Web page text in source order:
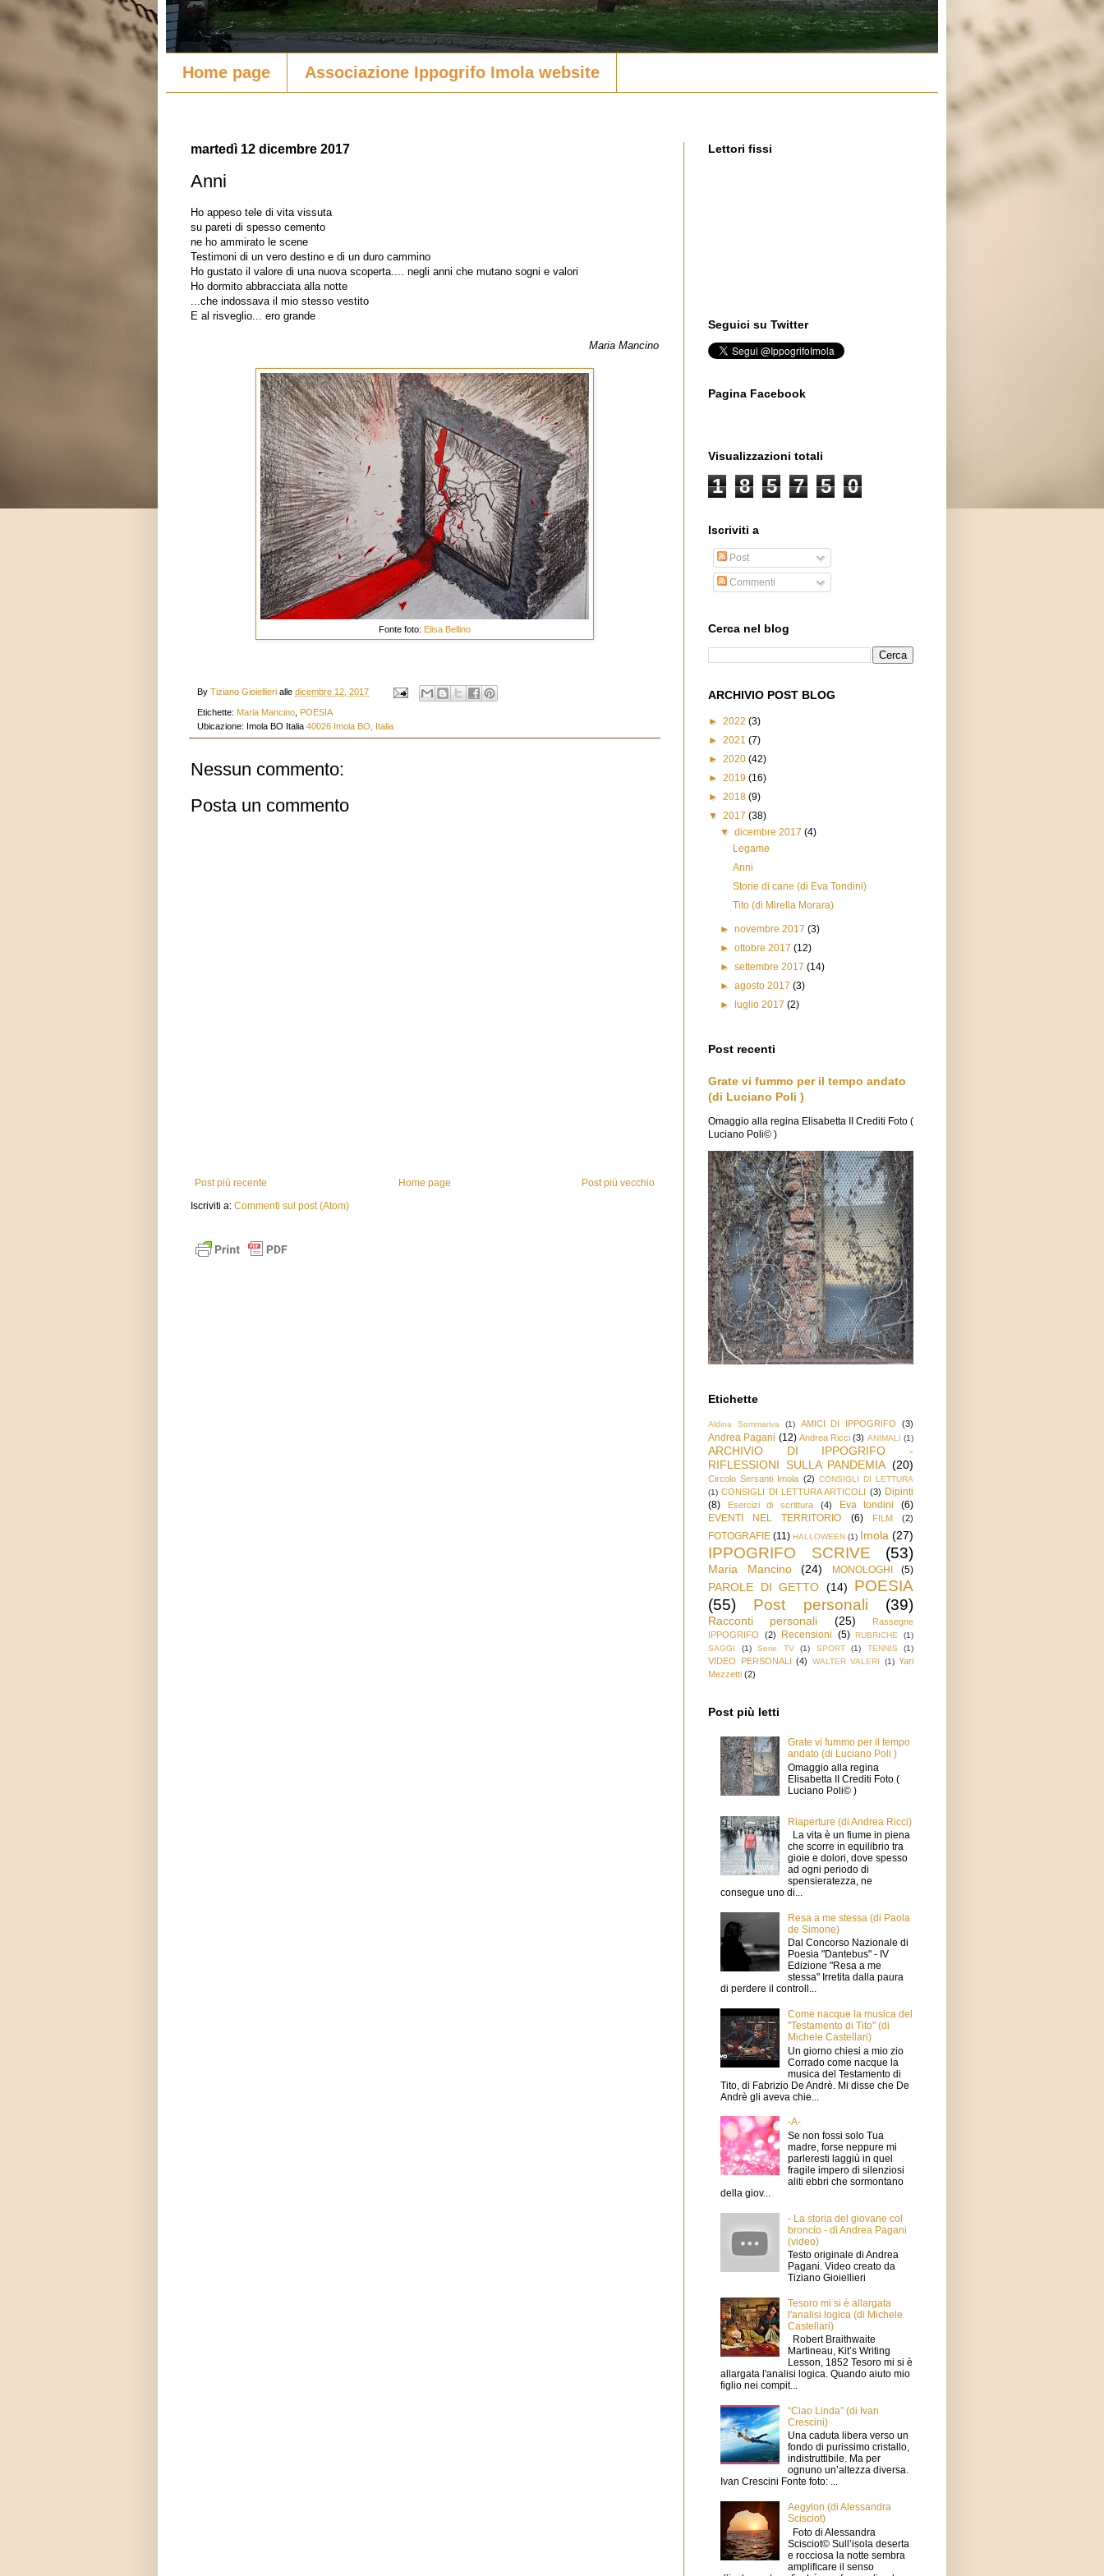
Home page Associazione Ippogrifo Imola website
martedì 12 dicembre 2017
Anni
Ho appeso tele di vita vissuta
su pareti di spesso cemento
ne ho ammirato le scene
Testimoni di un vero destino e di un duro cammino
Ho gustato il valore di una nuova scoperta.... negli anni che mutano sogni e valori
Ho dormito abbracciata alla notte
...che indossava il mio stesso vestito
E al risveglio... ero grande
Maria Mancino
Fonte foto: Elisa Bellino
By Tiziano Gioiellieri alle dicembre 12, 2017
Etichette: Maria Mancino POESIA
Ubicazione: Imola BO Italia 40026 Imola BO, Italia
Nessun commento:
Posta un commento
Post più recente Post più vecchio
Home page
Iscriviti a: Commenti sul post (Atom)
Lettori fissi
Seguici su Twitter
Pagina Facebook
Visualizzazioni totali
1 8 5 7 5 0
Iscriviti a
Post
Commenti
Cerca nel blog
ARCHIVIO POST BLOG
► 2022 (3)
► 2021 (7)
► 2020 (42)
► 2019 (16)
► 2018 (9)
▼ 2017 (38)
▼dicembre 2017(4)
Legame
Anni
Storie di cane (di Eva Tondini)
Tito (di Mirella Morara)
►novembre 2017(3)
►ottobre 2017(12)
►settembre 2017(14)
►agosto 2017(3)
►
luglio 2017(2)
Post recenti
Grate vi fummo per il tempo andato
(di Luciano Poli )
Omaggio alla regina Elisabetta II Crediti Foto (
Luciano Poli© )
Etichette
Aldina Sommariva (1) AMICI DI IPPOGRIFO (3)
Andrea Pagani (12) Andrea Ricci (3) ANIMALI (1)
ARCHIVIO DI IPPOGRIFO -
RIFLESSIONI SULLA PANDEMIA (20)
Circolo Sersanti Imola (2) CONSIGLI DI LETTURA
(1) CONSIGLI DI LETTURA ARTICOLI (3) Dipinti
(8)
Esercizi di scrittura (4) Eva tondini
(6)
EVENTI NEL TERRITORIO
(6) FILM (2)
FOTOGRAFIE (11) HALLOWEEN (1) Imola (27)
IPPOGRIFO SCRIVE (53)
Maria Mancino (24) MONOLOGHI (5)
PAROLE DI GETTO (14)
POESIA
(55)
Post personali (39)
Racconti personali (25)
Rassegne
IPPOGRIFO
(2) Recensioni (5) RUBRICHE
(1)
SAGGI
(1) Serie TV (1) SPORT (1) TENNIS (1)
VIDEO PERSONALI (4) WALTER VALERI (1) Yari
Mezzetti (2)
Post più letti
Grate vi fummo per il tempo
andato (di Luciano Poli )
Omaggio alla regina
Elisabetta II Crediti Foto (
Luciano Poli© )
Riaperture (di Andrea Ricci)
La vita è un fiume in piena
che scorre in equilibrio tra
gioie e dolori, dove spesso
ad ogni periodo di
spensieratezza, ne
consegue uno di...
Resa a me stessa (di Paola
de Simone)
Dal Concorso Nazionale di
Poesia "Dantebus" - IV
Edizione "Resa a me
stessa" Irretita dalla paura
di perdere il controll...
Come nacque la musica del
"Testamento di Tito" (di
Michele Castellari)
Un giorno chiesi a mio zio
Corrado come nacque la
musica del Testamento di
Tito, di Fabrizio De Andrè. Mi disse che De
Andrè gli aveva chie...
-A-
Se non fossi solo Tua
madre, forse neppure mi
parleresti laggiù in quel
fragile impero di silenziosi
aliti ebbri che sormontano
della giov...
- La storia del giovane col
broncio - di Andrea Pagani
(video)
Testo originale di Andrea
Pagani. Video creato da
Tiziano Gioiellieri
Tesoro mi si è allargata
l'analisi logica (di Michele
Castellari)
Robert Braithwaite
Martineau, Kit’s Writing
Lesson, 1852 Tesoro mi si è
allargata l'analisi logica. Quando aiuto mio
figlio nei compit...
“Ciao Linda” (di Ivan
Crescini)
Una caduta libera verso un
fondo di purissimo cristallo,
indistruttibile. Ma per
ognuno un’altezza diversa.
Ivan Crescini Fonte foto: ...
Aegylon (di Alessandra
Scisciot)
Foto di Alessandra
Scisciot© Sull’isola deserta
e rocciosa la notte sembra
amplificare il senso